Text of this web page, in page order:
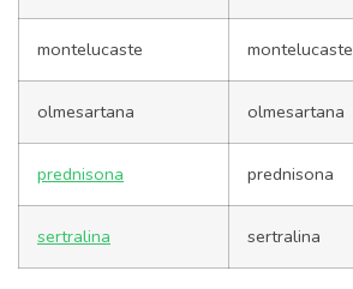
montelucaste montelucaste
olmesartana olmesartana
prednisona prednisona
sertralina sertralina